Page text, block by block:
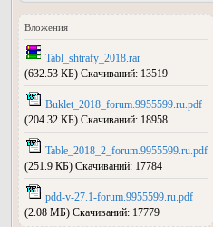
Вложения
Tabl_shtrafy_2018.rar
(632.53 КБ) Скачиваний: 13519
Buklet_2018_forum.9955599.ru.pdf
(204.32 КБ) Скачиваний: 18958
Table_2018_2_forum.9955599.ru.pdf
(251.9 КБ) Скачиваний: 17784
pdd-v-27.1-forum.9955599.ru.pdf
(2.08 МБ) Скачиваний: 17779